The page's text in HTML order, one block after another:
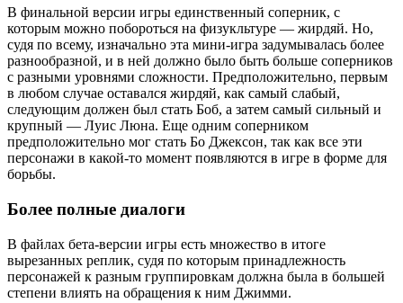
В финальной версии игры единственный соперник, с
которым можно побороться на физукльтуре — жирдяй. Но,
судя по всему, изначально эта мини-игра задумывалась более
разнообразной, и в ней должно было быть больше соперников
с разными уровнями сложности. Предположительно, первым
в любом случае оставался жирдяй, как самый слабый,
следующим должен был стать Боб, а затем самый сильный и
крупный — Луис Люна. Еще одним соперником
предположительно мог стать Бо Джексон, так как все эти
персонажи в какой-то момент появляются в игре в форме для
борьбы.
Более полные диалоги
В файлах бета-версии игры есть множество в итоге
вырезанных реплик, судя по которым принадлежность
персонажей к разным группировкам должна была в большей
степени влиять на обращения к ним Джимми.